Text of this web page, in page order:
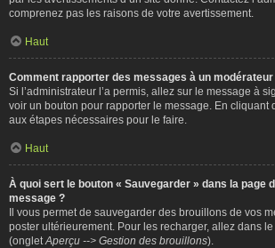
comprenez pas les raisons de votre avertissement.
Haut
Comment rapporter des messages à un modérateur
Si l’administrateur l’a permis, allez sur le message à
voir un bouton pour rapporter le message. En cliquant
aux étapes nécessaires pour le faire.
Haut
À quoi sert le bouton « Sauvegarder » dans la page
message ?
Il vous permet de sauvegarder des brouillons de vos
poster ultérieurement. Pour les recharger, allez dans
(onglet Aperçu --> Gestion des brouillons).